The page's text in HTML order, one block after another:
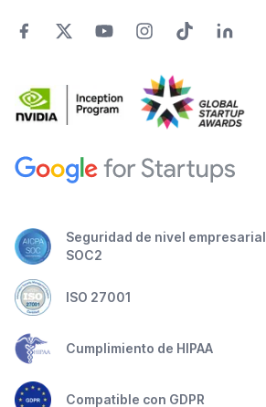
Seguridad de nivel empresarial
SOC2
ISO 27001
Cumplimiento de HIPAA
Compatible con GDPR